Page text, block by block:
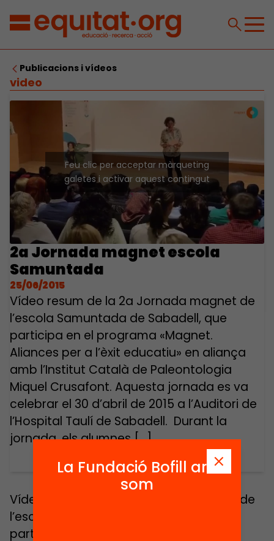
Publicacions i vídeos
video
Feu clic per acceptar màrqueting
galetes i activar aquest contingut
2a Jornada magnet escola
Samuntada
25/06/2015
Vídeo resum de la 2a Jornada magnet de
l’escola Samuntada de Sabadell, que
participa en el programa «Magnet.
Aliances per a l’èxit educatiu» en aliança
amb l’Institut Català de Paleontologia
Miquel Crusafont. Aquesta jornada es va
celebrar el 30 d’abril de 2015 a l’Auditori de
l’Hospital Taulí de Sabadell. Durant la
jornada, els alumnes […]
Vídeo resum de la 2a Jornada magnet de
l’escola Samuntada de Sabadell, que
participa en el programa «Magnet.
La Fundació Bofill ara
som